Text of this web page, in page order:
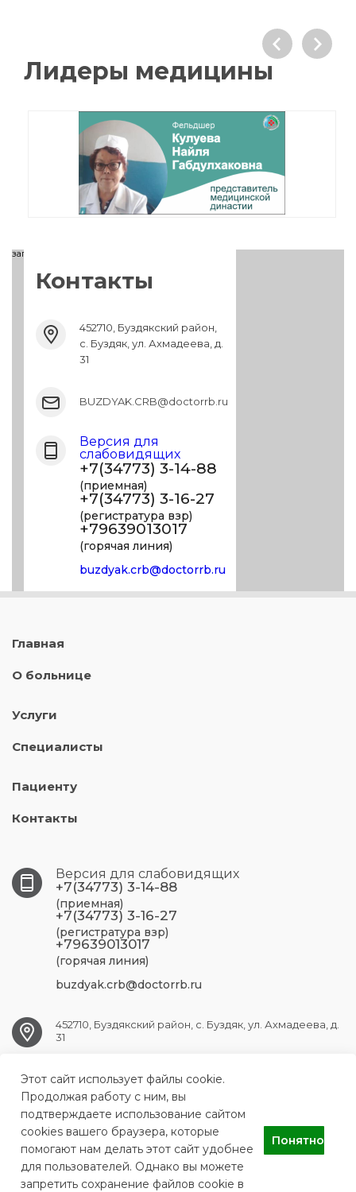
Лидеры медицины
загрузка карты...
Контакты
452710, Буздякский район,
с. Буздяк, ул. Ахмадеева, д.
31
BUZDYAK.CRB@doctorrb.ru
Версия для
слабовидящих
+7(34773) 3-14-88
(приемная)
+7(34773) 3-16-27
(регистратура взр)
+79639013017
(горячая линия)
buzdyak.crb@doctorrb.ru
Главная
О больнице
Услуги
Специалисты
Пациенту
Контакты
Версия для слабовидящих
+7(34773) 3-14-88
(приемная)
+7(34773) 3-16-27
(регистратура взр)
+79639013017
(горячая линия)
buzdyak.crb@doctorrb.ru
452710, Буздякский район, с. Буздяк, ул. Ахмадеева, д.
31
BUZDYAK.CRB@doctorrb.ru
Буздякская центральная районная больница
Этот сайт использует файлы cookie.
Продолжая работу с ним, вы
подтверждаете использование сайтом
cookies вашего браузера, которые
помогают нам делать этот сайт удобнее
для пользователей. Однако вы можете
запретить сохранение файлов cookie в
Понятно